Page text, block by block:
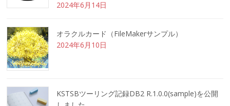
2024年6月14日
オラクルカード（FileMakerサンプル）
2024年6月10日
KSTSBツーリング記録DB2 R.1.0.0(sample)を公開